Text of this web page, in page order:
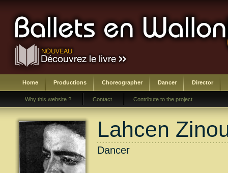
Home Productions Choreographer Dancer Director
Why this website ? Contact Contribute to the project
Lahcen
Dancer